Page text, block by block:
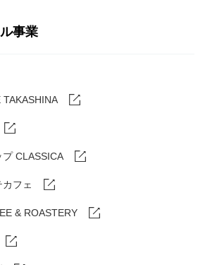
事業
CLASSICA
フェ
& ROASTERY